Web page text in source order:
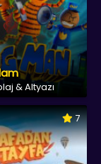
& Altyazı
7